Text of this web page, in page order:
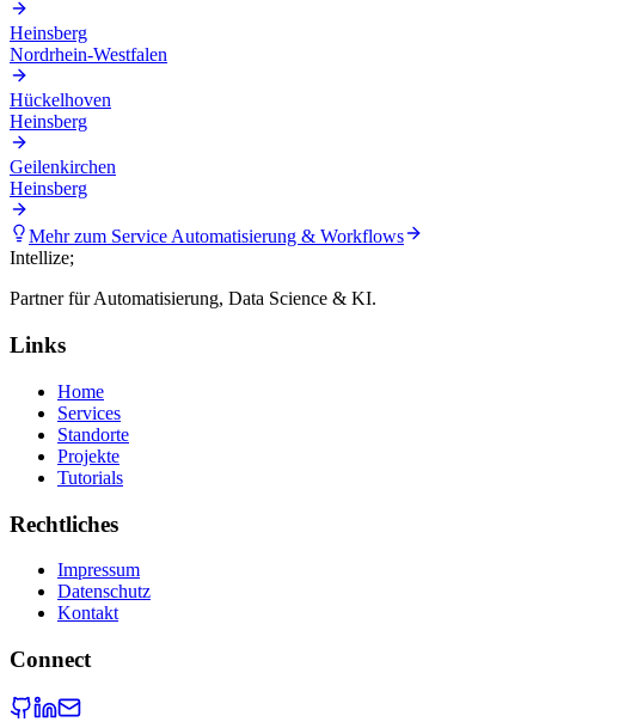
Heinsberg
Nordrhein-Westfalen
Hückelhoven
Heinsberg
Geilenkirchen
Heinsberg
Mehr zum ServiceAutomatisierung & Workflows
Intellize;
Partner für Automatisierung, Data Science & KI.
Links
Home
Services
Standorte
Projekte
Tutorials
Rechtliches
Impressum
Datenschutz
Kontakt
Connect